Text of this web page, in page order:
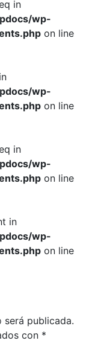
in
wp-
on line
wp-
on line
in
wp-
on line
in
wp-
on line
publicada.
con *